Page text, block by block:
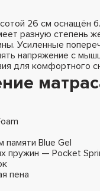
26 см оснащён
разную степень
Усиленные
напряжение с
для комфортного
Blue Gel
пружин — Pocket
пена